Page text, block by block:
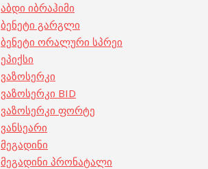
აბდი იბრაჰიმი
ბენეტი გარგლი
ბენეტი ორალური სპრეი
ეპიქსი
ვაზოსერკი
ვაზოსერკი BID
ვაზოსერკი ფორტე
ვანსეარი
მეგადინი
მეგადინი პრონატალი